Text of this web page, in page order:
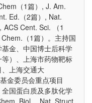
（1篇）, J. Am.
Ed.（2篇）, Nat.
Cent. Sci. （1
（1篇）。主持国
金、中国博士后科学
）、上海市药物靶标
上海交通大
金委员会重点项目
国蛋白质及多肽化学
Biol.，Nat. Struct.